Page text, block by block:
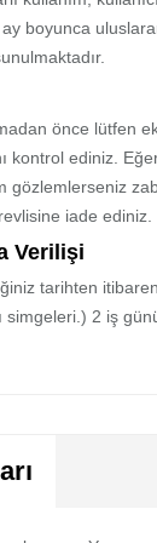
boyunca
önce lütfen
kontrol ediniz.
gözlemlerseniz
iade ediniz.
Verilişi
tarihten
simgeleri.) 2 iş